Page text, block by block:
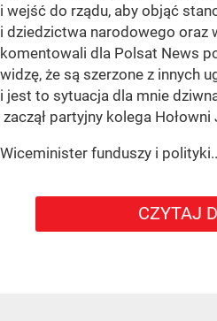
i wejść do rządu, aby objąć
i dziedzictwa narodowego oraz
komentowali dla Polsat News
widzę, że są szerzone z innych
i jest to sytuacja dla mnie
zaczął partyjny kolega Hołowni
Wiceminister funduszy i
CZYTAJ